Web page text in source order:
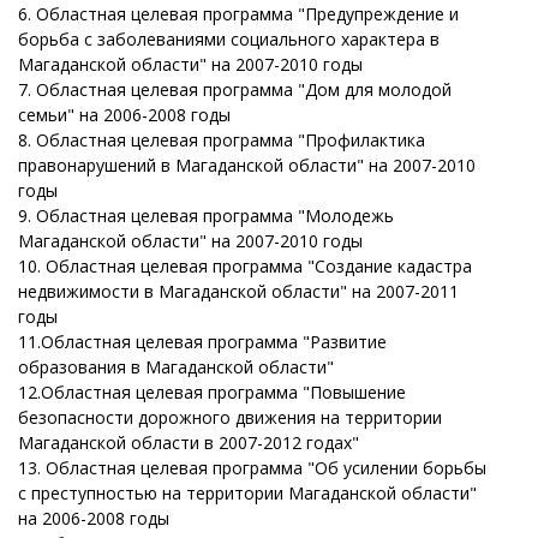
6. Областная целевая программа "Предупреждение и
борьба с заболеваниями социального характера в
Магаданской области" на 2007-2010 годы
7. Областная целевая программа "Дом для молодой
семьи" на 2006-2008 годы
8. Областная целевая программа "Профилактика
правонарушений в Магаданской области" на 2007-2010
годы
9. Областная целевая программа "Молодежь
Магаданской области" на 2007-2010 годы
10. Областная целевая программа "Создание кадастра
недвижимости в Магаданской области" на 2007-2011
годы
11.Областная целевая программа "Развитие
образования в Магаданской области"
12.Областная целевая программа "Повышение
безопасности дорожного движения на территории
Магаданской области в 2007-2012 годах"
13. Областная целевая программа "Об усилении борьбы
с преступностью на территории Магаданской области"
на 2006-2008 годы